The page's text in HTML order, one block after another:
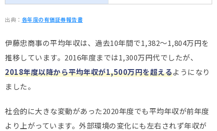
出典： 各年度の有価証券報告書
伊藤忠商事の平均年収は、過去10年間で1,382～1,804万円を
推移しています。2016年度までは1,300万円代でしたが、
2018年度以降から平均年収が1,500万円を超えるようになり
ました。
社会的に大きな変動があった2020年度でも平均年収が前年度
より上がっています。外部環境の変化にも左右されず年収が